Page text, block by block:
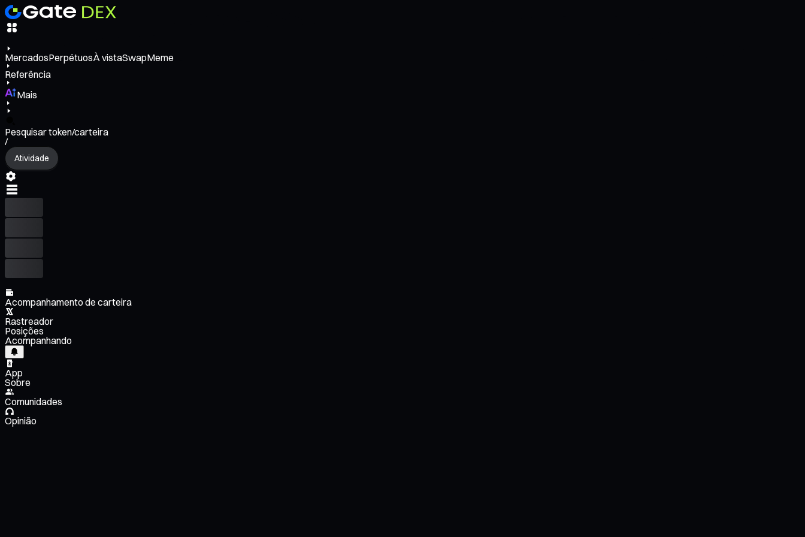
MercadosPerpétuosÀ vistaSwapMeme
Referência
Mais
Pesquisar token/carteira
/
Atividade
Acompanhamento de carteira
Rastreador
Posições
Acompanhando
App
Sobre
Comunidades
Opinião